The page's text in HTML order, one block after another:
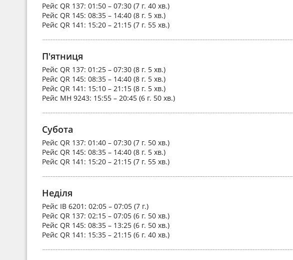
Рейс QR 137: 01:50 – 07:30 (7 г. 40 хв.)
Рейс QR 145: 08:35 – 14:40 (8 г. 5 хв.)
Рейс QR 141 : 15:20 – 21:15 (7 г. 55 хв.)
П'ятниця
Рейс QR 137: 01:25 – 07:30 (8 г. 5 хв.)
Рейс QR 145: 08:35 – 14:40 (8 г. 5 хв.)
Рейс QR 141 : 15:10 – 21:15 (8 г. 5 хв.)
Рейс MH 9243: 15:55 – 20:45 (6 г. 50 хв.)
Субота
Рейс QR 137: 01:40 – 07:30 (7 г. 50 хв.)
Рейс QR 145: 08:35 – 14:40 (8 г. 5 хв.)
Рейс QR 141 : 15:20 – 21:15 (7 г. 55 хв.)
Неділя
Рейс IB 6201 : 02:05 – 07:05 (7 г.)
Рейс QR 137: 02:15 – 07:05 (6 г. 50 хв.)
Рейс QR 145: 08:35 – 13:25 (6 г. 50 хв.)
Рейс QR 141 : 15:35 – 21:15 (6 г. 40 хв.)